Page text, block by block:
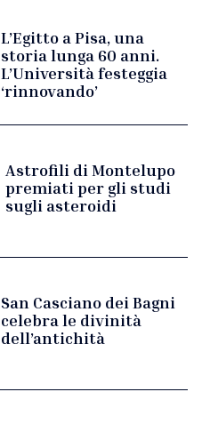
L’Egitto a Pisa, una
storia lunga 60 anni.
L’Università festeggia
‘rinnovando’
Astrofili di Montelupo
premiati per gli studi
sugli asteroidi
San Casciano dei Bagni
celebra le divinità
dell’antichità